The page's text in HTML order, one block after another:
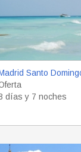
Santo
días y 7 noches